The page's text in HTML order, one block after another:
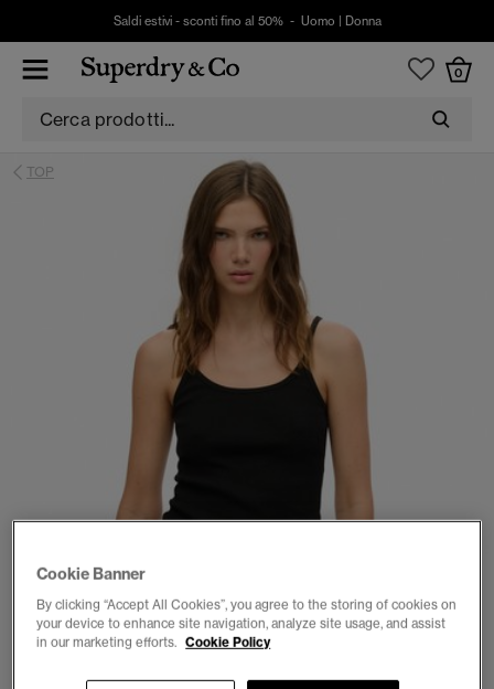
Saldi estivi - sconti fino al 50% - Uomo Donna
0
TOP
1 2 3 4 5
Cookie Banner
By clicking “Accept All Cookies”, you agree to the storing of cookies on
your device to enhance site navigation, analyze site usage, and assist
in our marketing efforts. Cookie Policy